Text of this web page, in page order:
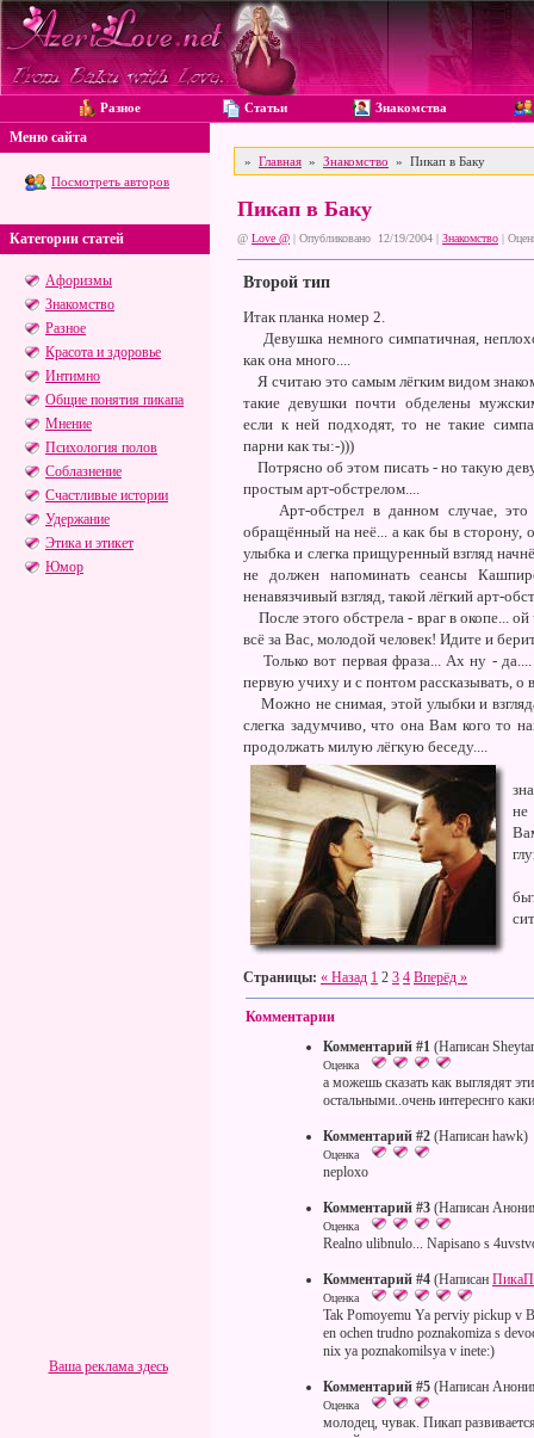
Разное Статьи Знакомства
Меню сайта
Посмотреть авторов
Категории статей
Афоризмы
Знакомство
Разное
Красота и здоровье
Интимно
Общие понятия пикапа
Мнение
Психология полов
Соблазнение
Счастливые истории
Удержание
Этика и этикет
Юмор
Ваша реклама здесь
» Главная » Знакомство » Пикап в Баку
Пикап в Баку
@ Love @ | Опубликовано 12/19/2004 | Знакомство |
Второй тип
Итак планка номер 2.
Девушка немного симпатичная,
как она много....
Я считаю это самым лёгким видом
такие девушки почти обделены
если к ней подходят, то не такие
парни как ты:-)))
Потрясно об этом писать - но такую
простым арт-обстрелом....
Арт-обстрел в данном случае, это
обращённый на неё... а как бы в сторону,
улыбка и слегка прищуренный взгляд
не должен напоминать сеансы
ненавязчивый взгляд, такой лёгкий арт-
После этого обстрела - враг в окопе...
всё за Вас, молодой человек! Идите и
Только вот первая фраза... Ах ну -
первую учиху и с понтом рассказывать, о
Можно не снимая, этой улыбки и
слегка задумчиво, что она Вам кого то
продолжать милую лёгкую беседу....
не
Страницы: « Назад 1 2 3 4 Вперёд »
Комментарии
Комментарий #1 (Написан
Оценка
а можешь сказать как выглядят
остальными..очень интереснго
Комментарий #2 (Написан hawk)
Оценка
neploxo
Комментарий #3 (Написан
Оценка
Realno ulibnulo... Napisano s
Комментарий #4 (Написан
Оценка
Tak Pomoyemu Ya perviy pickup v
en ochen trudno poznakomiza s
nix ya poznakomilsya v inete:)
Комментарий #5 (Написан
Оценка
молодец, чувак. Пикап